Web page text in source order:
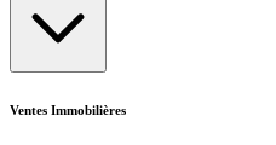
Ventes Immobilières